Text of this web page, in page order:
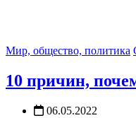
Мир, общество, политика
10 причин,
06.05.2022